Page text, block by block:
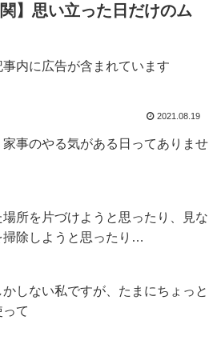
】思い立った日だけのム
内に広告が含まれています
2021.08.19
事のやる気がある日ってありませ
所を片づけようと思ったり、見な
掃除しようと思ったり…
しない私ですが、たまにちょっと
て